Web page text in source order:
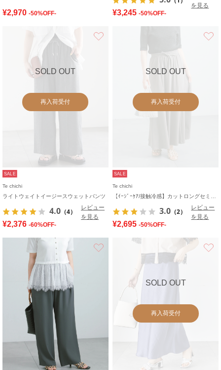
¥2,970 -50%OFF-
を見る
¥3,245 -50%OFF-
SOLD OUT
再入荷受付
SALE
Te chichi
ライトウェイトイージースウェットパンツ
4.0 （4）
レビュー
を見る
¥2,376 -60%OFF-
SOLD OUT
再入荷受付
SALE
Te chichi
3.0 （2）
レビュー
を見る
¥2,695 -50%OFF-
お気に入り
SOLD OUT
再入荷受付